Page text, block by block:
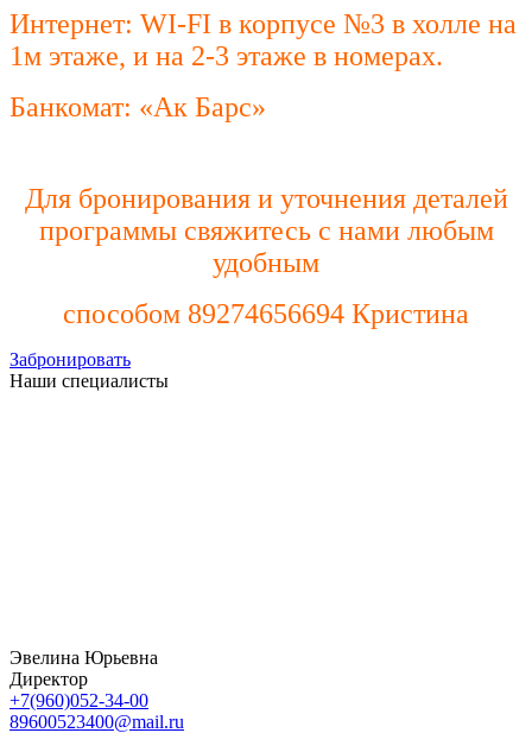
Интернет: WI-FI в корпусе №3 в холле на
1м этаже, и на 2-3 этаже в номерах.
Банкомат: «Ак Барс»
Для бронирования и уточнения деталей
программы свяжитесь с нами любым
удобным
способом 89274656694 Кристина
Забронировать
Наши специалисты
Эвелина Юрьевна
Директор
+7(960)052-34-00
89600523400@mail.ru